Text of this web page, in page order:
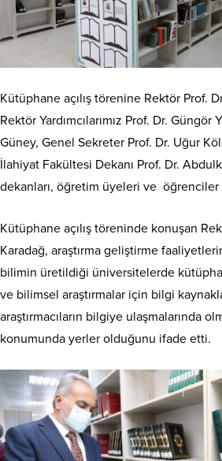
Kütüphane açılış törenine Rektör Prof.
Rektör Yardımcılarımız Prof. Dr. Güngör
Güney, Genel Sekreter Prof. Dr. Uğur
İlahiyat Fakültesi Dekanı Prof. Dr.
dekanları, öğretim üyeleri ve öğrenciler
Kütüphane açılış töreninde konuşan
Karadağ, araştırma geliştirme
bilimin üretildiği üniversitelerde
ve bilimsel araştırmalar için bilgi
araştırmacıların bilgiye ulaşmalarında
konumunda yerler olduğunu ifade etti.